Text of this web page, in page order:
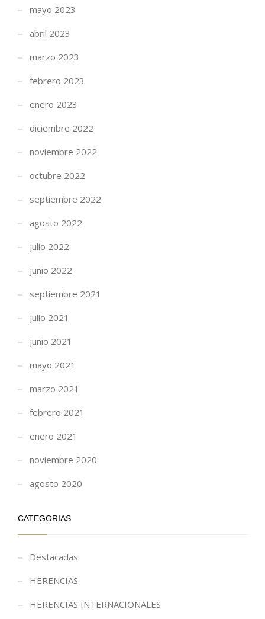
mayo 2023
abril 2023
marzo 2023
febrero 2023
enero 2023
diciembre 2022
noviembre 2022
octubre 2022
septiembre 2022
agosto 2022
julio 2022
junio 2022
septiembre 2021
julio 2021
junio 2021
mayo 2021
marzo 2021
febrero 2021
enero 2021
noviembre 2020
agosto 2020
CATEGORIAS
Destacadas
HERENCIAS
HERENCIAS INTERNACIONALES